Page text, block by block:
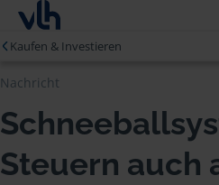
Kaufen & Investieren
Nachricht
Steuern auch